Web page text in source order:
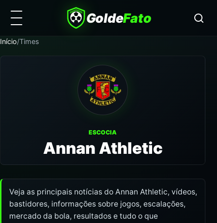
GoldeFato
Início/Times
ESCOCIA
Annan Athletic
Veja as principais notícias do Annan Athletic, vídeos,
bastidores, informações sobre jogos, escalações,
mercado da bola, resultados e tudo o que